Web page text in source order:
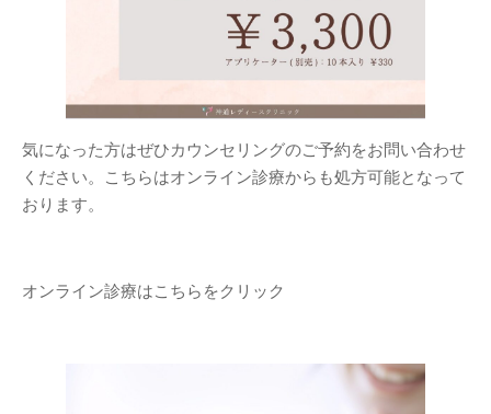
気になった方はぜひカウンセリングのご予約をお問い合わせ
ください。こちらはオンライン診療からも処方可能となって
おります。
オンライン診療はこちらをクリック